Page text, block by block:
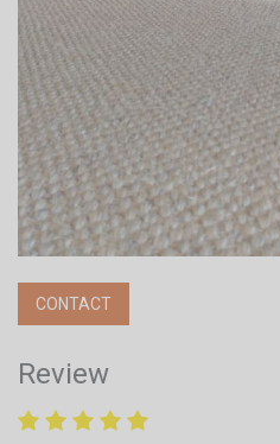
CONTACT
Review